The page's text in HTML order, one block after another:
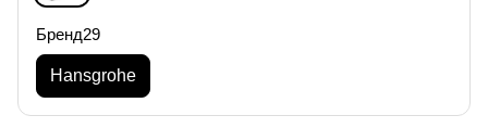
Бренд29
Hansgrohe